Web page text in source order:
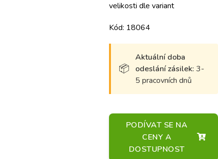
velikosti dle variant
Kód: 18064
Aktuální doba
odeslání zásilek: 3-
5 pracovních dnů
PODÍVAT SE NA
CENY A
DOSTUPNOST